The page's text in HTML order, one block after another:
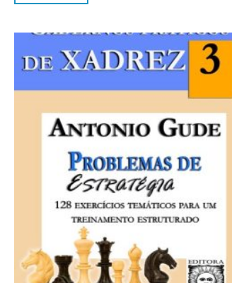
Adicionar